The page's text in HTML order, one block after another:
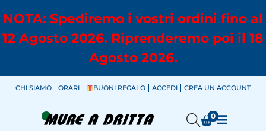
NOTA: Spediremo i vostri ordini fino al
12 Agosto 2026. Riprenderemo poi il 18
Agosto 2026.
CHI SIAMO ORARI BUONI REGALO ACCEDI CREA UN ACCOUNT
0